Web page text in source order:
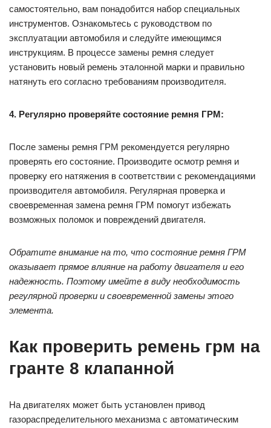
самостоятельно, вам понадобится набор специальных
инструментов. Ознакомьтесь с руководством по
эксплуатации автомобиля и следуйте имеющимся
инструкциям. В процессе замены ремня следует
установить новый ремень эталонной марки и правильно
натянуть его согласно требованиям производителя.
4. Регулярно проверяйте состояние ремня ГРМ:
После замены ремня ГРМ рекомендуется регулярно
проверять его состояние. Производите осмотр ремня и
проверку его натяжения в соответствии с рекомендациями
производителя автомобиля. Регулярная проверка и
своевременная замена ремня ГРМ помогут избежать
возможных поломок и повреждений двигателя.
Обратите внимание на то, что состояние ремня ГРМ
оказывает прямое влияние на работу двигателя и его
надежность. Поэтому имейте в виду необходимость
регулярной проверки и своевременной замены этого
элемента.
Как проверить ремень грм на
гранте 8 клапанной
На двигателях может быть установлен привод
газораспределительного механизма с автоматическим